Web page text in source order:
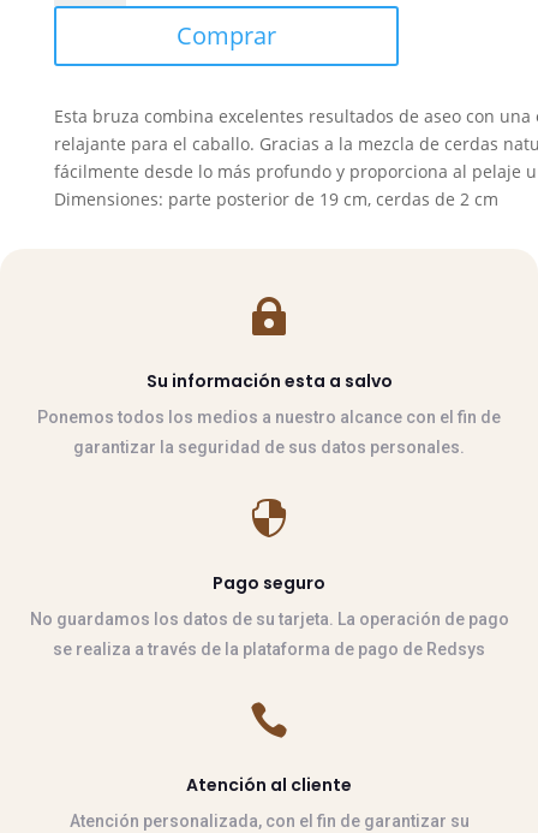
de
Exclusive
Waldhausen
cantidad
Comprar
Esta bruza combina excelentes resultados de aseo con
relajante para el caballo. Gracias a la mezcla de cerdas
fácilmente desde lo más profundo y proporciona al pelaje
Dimensiones: parte posterior de 19 cm, cerdas de 2 cm

Su información esta a salvo
Ponemos todos los medios a nuestro alcance con el fin de
garantizar la seguridad de sus datos personales.

Pago seguro
No guardamos los datos de su tarjeta. La operación de pago
se realiza a través de la plataforma de pago de Redsys

Atención al cliente
Atención personalizada, con el fin de garantizar su